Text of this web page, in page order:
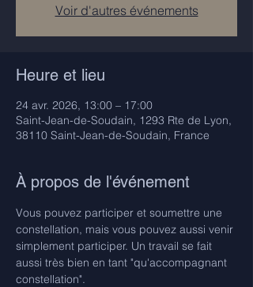
Voir d'autres événements
Heure et lieu
24 avr. 2026, 13:00 – 17:00
Saint-Jean-de-Soudain, 1293 Rte de Lyon,
38110 Saint-Jean-de-Soudain, France
À propos de l'événement
Vous pouvez participer et soumettre une
constellation, mais vous pouvez aussi venir
simplement participer. Un travail se fait
aussi très bien en tant "qu'accompagnant
constellation".